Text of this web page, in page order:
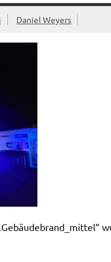
Daniel Weyers